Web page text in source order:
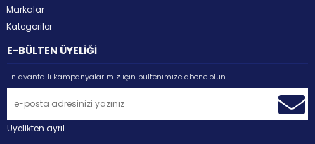
Markalar
Kategoriler
E-BÜLTEN ÜYELİĞİ
En avantajlı kampanyalarımız için bültenimize abone olun.
Üyelikten ayrıl